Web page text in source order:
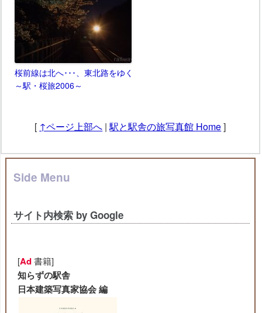
桜前線は北へ･･･、東北路をゆく
～駅・桜旅2006～
[ ↑ページ上部へ |駅と駅舎の旅写真館 Home]
Side Menu
サイト内検索 by Google
[Ad書籍]
知らずの駅舎
日本建築写真家協会 編